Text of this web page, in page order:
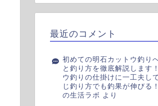
最近のコメント
初めての明石カットウ釣り
と釣り方を徹底解説します！
ウ釣りの仕掛けに一工夫し
じ釣り方でも釣果が伸びる
の生活ラボ より